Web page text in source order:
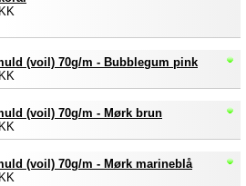
(voil) 70g/m - Bubblegum pink
(voil) 70g/m - Mørk brun
(voil) 70g/m - Mørk marineblå